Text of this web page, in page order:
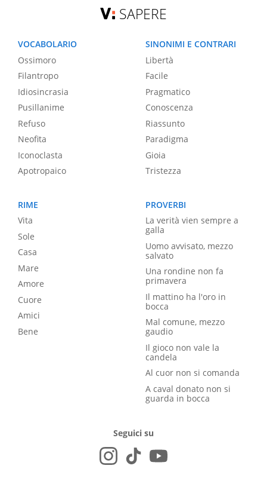
SAPERE
VOCABOLARIO
Ossimoro
Filantropo
Idiosincrasia
Pusillanime
Refuso
Neofita
Iconoclasta
Apotropaico
SINONIMI E CONTRARI
Libertà
Facile
Pragmatico
Conoscenza
Riassunto
Paradigma
Gioia
Tristezza
RIME
Vita
Sole
Casa
Mare
Amore
Cuore
Amici
Bene
PROVERBI
La verità vien sempre a
galla
Uomo avvisato, mezzo
salvato
Una rondine non fa
primavera
Il mattino ha l'oro in
bocca
Mal comune, mezzo
gaudio
Il gioco non vale la
candela
Al cuor non si comanda
A caval donato non si
guarda in bocca
Seguici su